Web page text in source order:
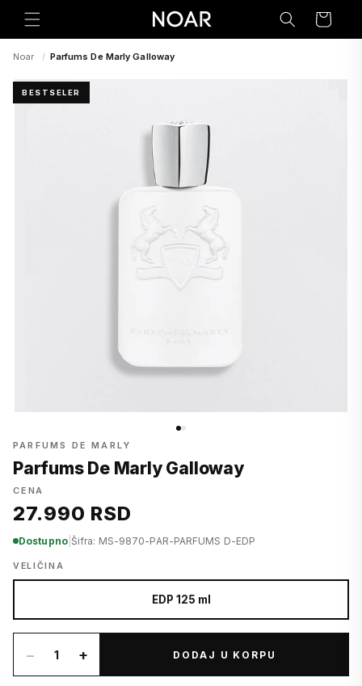
na
Korpa
Noar / Parfums De Marly Galloway
BESTSELER
PARFUMS DE MARLY
Parfums De Marly Galloway
CENA
27.990 RSD
Dostupno| Šifra: MS-9870-PAR-PARFUMS D-EDP
VELIČINA
EDP 125 ml
− 1 + DODAJ U KORPU